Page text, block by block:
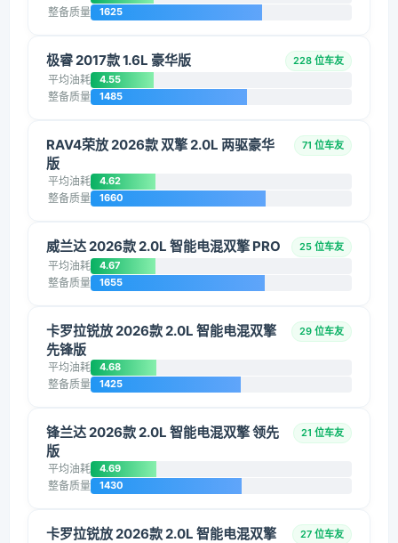
整备质量 1625
极睿 2017款 1.6L 豪华版 228 位车友
平均油耗 4.55
整备质量 1485
RAV4荣放 2026款 双擎 2.0L 两驱豪华
版
71 位车友
平均油耗 4.62
整备质量 1660
威兰达 2026款 2.0L 智能电混双擎 PRO 25 位车友
平均油耗 4.67
整备质量 1655
卡罗拉锐放 2026款 2.0L 智能电混双擎
先锋版
29 位车友
平均油耗 4.68
整备质量 1425
锋兰达 2026款 2.0L 智能电混双擎 领先
版
21 位车友
平均油耗 4.69
整备质量 1430
卡罗拉锐放 2026款 2.0L 智能电混双擎
27 位车友